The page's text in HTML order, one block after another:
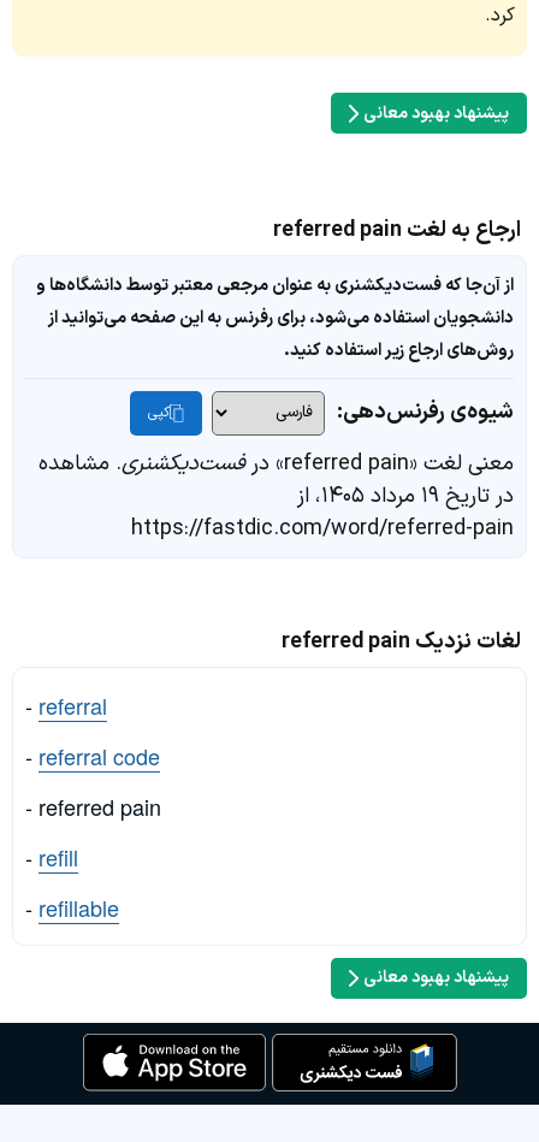
کرد.
پیشنهاد بهبود معانی
ارجاع به لغت referred pain
از آن‌جا که فست‌دیکشنری به عنوان مرجعی معتبر توسط دانشگاه‌ها و
دانشجویان استفاده می‌شود، برای رفرنس به این صفحه می‌توانید از
روش‌های ارجاع زیر استفاده کنید.
شیوه‌ی رفرنس‌دهی: کپی
معنی لغت «referred pain» در فست‌دیکشنری. مشاهده
در تاریخ ۱۹ مرداد ۱۴۰۵، از
https://fastdic.com/word/referred-pain
لغات نزدیک referred pain
- referral
- referral code
- referred pain
- refill
- refillable
پیشنهاد بهبود معانی